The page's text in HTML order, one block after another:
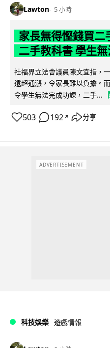
Lawton 5 小時
家長無得慳錢買二
二手教科書 學生
社福界立法會議員陳文宜指，
遠超通漲，令家長難以負擔。
令學生無法完成功課，二手...
503 192 ↗ 分享
ADVERTISEMENT
科技娛樂 遊戲情報